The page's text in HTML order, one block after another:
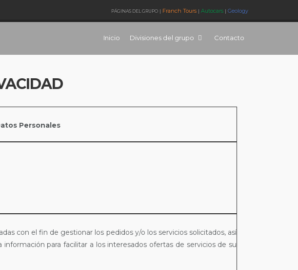
PÁGINAS DEL GRUPO | Franch Tours | Autocars | Geology
Inicio Divisiones del grupo Contacto
Personales
con el fin de gestionar los pedidos y/o los servicios solicitados, así
para facilitar a los interesados ofertas de servicios de su